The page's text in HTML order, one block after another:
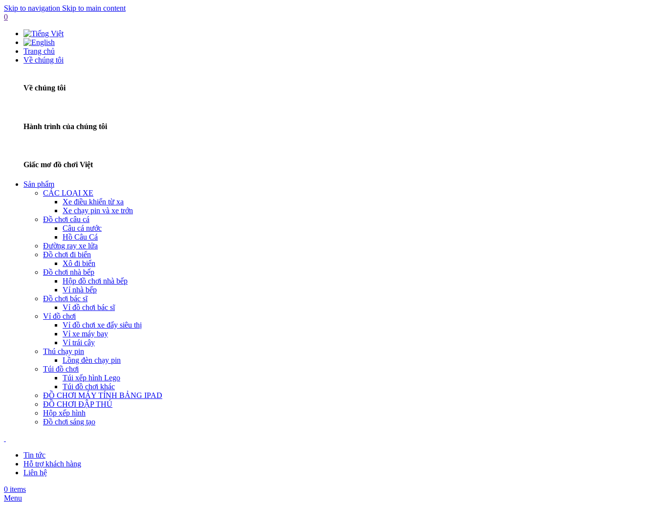
Skip to navigation Skip to main content
0
Trang chủ
Về chúng tôi
Về chúng tôi
Hành trình của chúng tôi
Giấc mơ đồ chơi Việt
Sản phẩm
CÁC LOẠI XE
Xe điều khiển từ xa
Xe chạy pin và xe trớn
Đồ chơi câu cá
Câu cá nước
Hồ Câu Cá
Đường ray xe lửa
Đồ chơi đi biển
Xô đi biển
Đồ chơi nhà bếp
Hộp đồ chơi nhà bếp
Vỉ nhà bếp
Đồ chơi bác sĩ
Vỉ đồ chơi bác sĩ
Vỉ đồ chơi
Vỉ đồ chơi xe đẩy siêu thị
Vỉ xe máy bay
Vỉ trái cây
Thú chạy pin
Lồng đèn chạy pin
Túi đồ chơi
Túi xếp hình Lego
Túi đồ chơi khác
ĐỒ CHƠI MÁY TÍNH BẢNG IPAD
ĐỒ CHƠI ĐẬP THÚ
Hộp xếp hình
Đồ chơi sáng tạo
Tin tức
Hỗ trợ khách hàng
Liên hệ
0 items
Menu